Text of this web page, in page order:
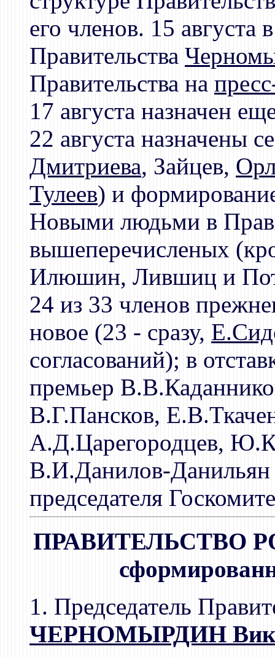
его членов. 15 августа
Правительства
Правительства на
17 августа назначен
22 августа назначены
Дмитриева, Зайцев,
Тулеев) и
Новыми людьми в
вышеперечисленых
Илюшин, Лившиц и
24 из 33 членов
новое (23 - сразу,
согласований); в
премьер
В.Г.Пансков,
А.Д.Царегородцев,
В.И.Данилов-Данильян
председателя
ПРАВИТЕЛЬСТВО
1. Председатель
ЧЕРНОМЫРДИН